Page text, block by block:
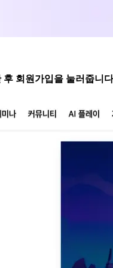
회원가입을 눌러줍니